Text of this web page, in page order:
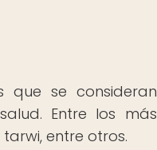
que se consideran
Entre los más
entre otros.